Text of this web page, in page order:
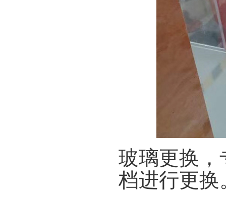
玻璃更换，
档进行更换